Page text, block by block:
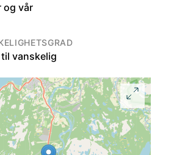
og vår
til vanskelig